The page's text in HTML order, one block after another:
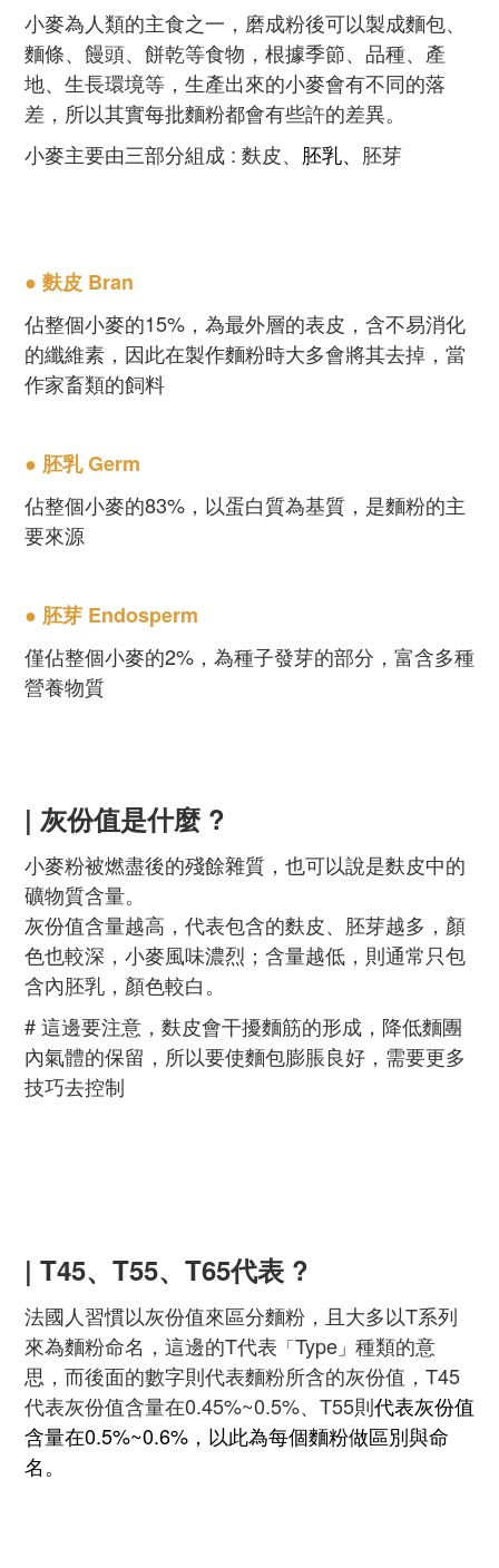
小麥為人類的主食之一，磨成粉後可以製成麵包、
麵條、饅頭、餅乾等食物，根據季節、品種、產
地、生長環境等，生產出來的小麥會有不同的落
差，所以其實每批麵粉都會有些許的差異。
小麥主要由三部分組成 : 麩皮、 胚乳、 胚芽
● 麩皮 Bran
佔整個小麥的15%，為最外層的表皮，含不易消化
的纖維素，因此在製作麵粉時大多會將其去掉，當
作家畜類的飼料
● 胚乳 Germ
佔整個小麥的83%，以蛋白質為基質，是麵粉的主
要來源
● 胚芽 Endosperm
僅佔整個小麥的2%，為種子發芽的部分，富含多種
營養物質
| 灰份值是什麼 ?
小麥粉被燃盡後的殘餘雜質，也可以說是麩皮中的
礦物質含量。
灰份值含量越高，代表包含的麩皮、胚芽越多，顏
色也較深，小麥風味濃烈；含量越低，則通常只包
含內胚乳，顏色較白。
# 這邊要注意，麩皮會干擾麵筋的形成，降低麵團
內氣體的保留，所以要使麵包膨脹良好，需要更多
技巧去控制
| T45、T55、T65代表 ?
法國人習慣以灰份值來區分麵粉，且大多以T系列
來為麵粉命名，這邊的T代表 「Type 」 種類的意
思，而後面的數字則代表麵粉所含的灰份值，T45
代表灰份值含量在0.45%~0.5%、T55則代表灰份值
含量在0.5%~0.6%，以此為每個麵粉做區別與命
名。